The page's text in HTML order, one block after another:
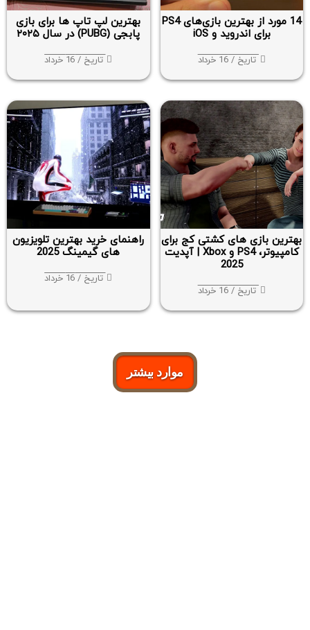
14 مورد از بهترین بازی‌های PS4
برای اندروید و iOS
تاریخ / 16 خرداد
بهترین لپ تاپ ها برای بازی
پابجی (PUBG) در سال ۲۰۲۵
تاریخ / 16 خرداد
بهترین بازی های کشتی کج برای
کامپیوتر، PS4 و Xbox | آپدیت
2025
تاریخ / 16 خرداد
راهنمای خرید بهترین تلویزیون
های گیمینگ 2025
تاریخ / 16 خرداد
موارد بیشتر